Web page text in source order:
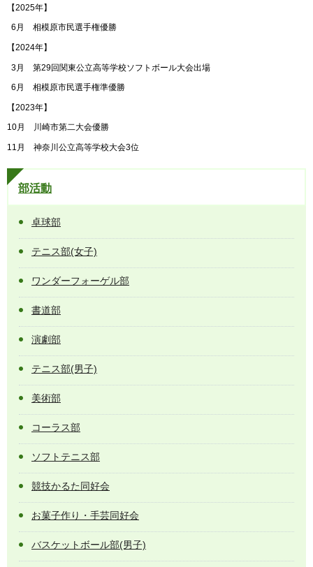
【2025年】
6月 相模原市民選手権優勝
【2024年】
3月 第29回関東公立高等学校ソフトボール大会出場
6月 相模原市民選手権準優勝
【2023年】
10月 川崎市第二大会優勝
11月 神奈川公立高等学校大会3位
部活動
卓球部
テニス部(女子)
ワンダーフォーゲル部
書道部
演劇部
テニス部(男子)
美術部
コーラス部
ソフトテニス部
競技かるた同好会
お菓子作り・手芸同好会
バスケットボール部(男子)